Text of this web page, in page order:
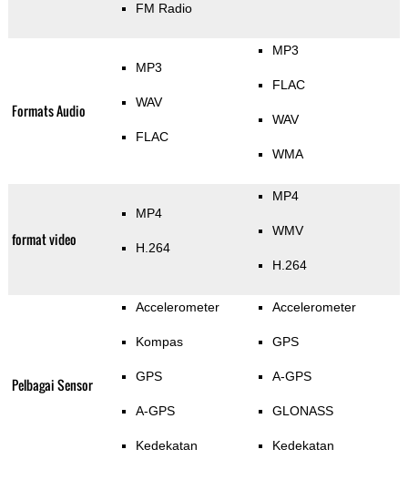
FM Radio
Formats Audio
MP3
WAV
FLAC
MP3
FLAC
WAV
WMA
format video
MP4
H.264
MP4
WMV
H.264
Pelbagai Sensor
Accelerometer
Kompas
GPS
A-GPS
Kedekatan
Accelerometer
GPS
A-GPS
GLONASS
Kedekatan